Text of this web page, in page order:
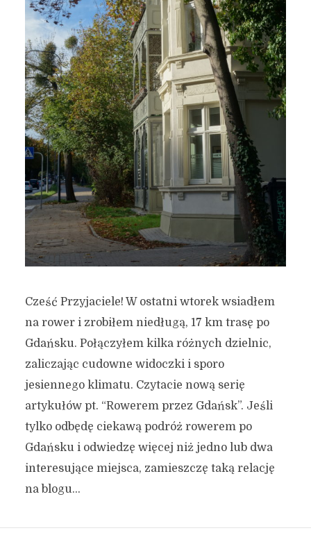
Cześć Przyjaciele! W ostatni wtorek wsiadłem
na rower i zrobiłem niedługą, 17 km trasę po
Gdańsku. Połączyłem kilka różnych dzielnic,
zaliczając cudowne widoczki i sporo
jesiennego klimatu. Czytacie nową serię
artykułów pt. “Rowerem przez Gdańsk”. Jeśli
tylko odbędę ciekawą podróż rowerem po
Gdańsku i odwiedzę więcej niż jedno lub dwa
interesujące miejsca, zamieszczę taką relację
na blogu...